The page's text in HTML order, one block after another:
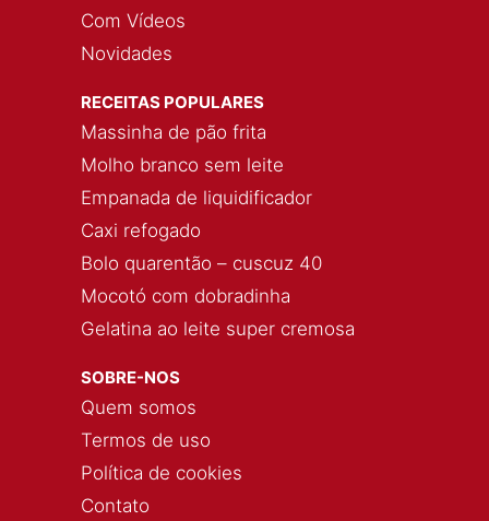
Com Vídeos
Novidades
RECEITAS POPULARES
Massinha de pão frita
Molho branco sem leite
Empanada de liquidificador
Caxi refogado
Bolo quarentão – cuscuz 40
Mocotó com dobradinha
Gelatina ao leite super cremosa
SOBRE-NOS
Quem somos
Termos de uso
Política de cookies
Contato